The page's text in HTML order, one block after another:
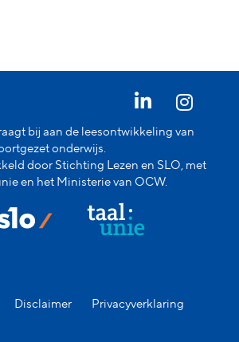
bij aan de leesontwikkeling van
onderwijs.
door Stichting Lezen en SLO, met
en het Ministerie van OCW.
Disclaimer
Privacyverklaring